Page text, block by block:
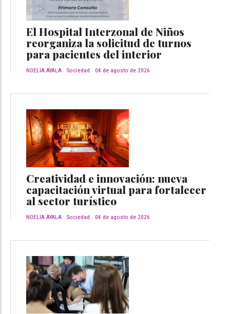
El Hospital Interzonal de Niños
reorganiza la solicitud de turnos
para pacientes del interior
NOELIA AYALA Sociedad 04 de agosto de 2026
Creatividad e innovación: nueva
capacitación virtual para fortalecer
al sector turístico
NOELIA AYALA Sociedad 04 de agosto de 2026